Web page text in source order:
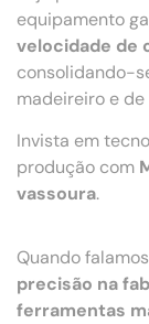
equipamento
velocidade de
consolidando-
madeireiro e
Invista em
produção com
vassoura.
Quando
precisão na
ferramentas